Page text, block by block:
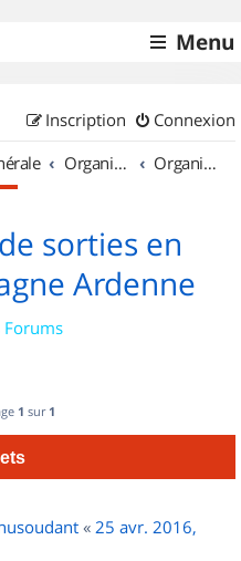
Menu
Connexion
Inscription
Organisation de sorties & Recherche de partenaires Organisation de sorties en région Champagne Ardenne
sorties en
Ardenne
Forums
1 sur 1
« 25 avr. 2016,